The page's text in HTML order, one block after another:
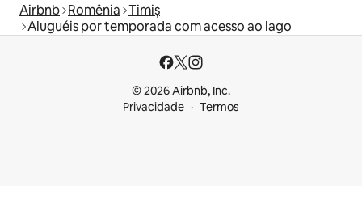
Airbnb Romênia Timiș
Aluguéis por temporada com acesso ao lago
© 2026 Airbnb, Inc.
Privacidade
Termos